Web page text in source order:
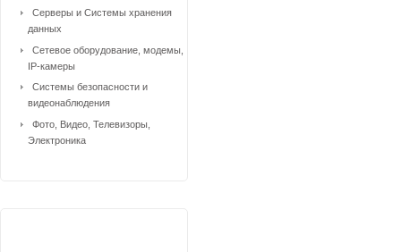
Серверы и Системы хранения
данных
Сетевое оборудование, модемы,
IP-камеры
Системы безопасности и
видеонаблюдения
Фото, Видео, Телевизоры,
Электроника